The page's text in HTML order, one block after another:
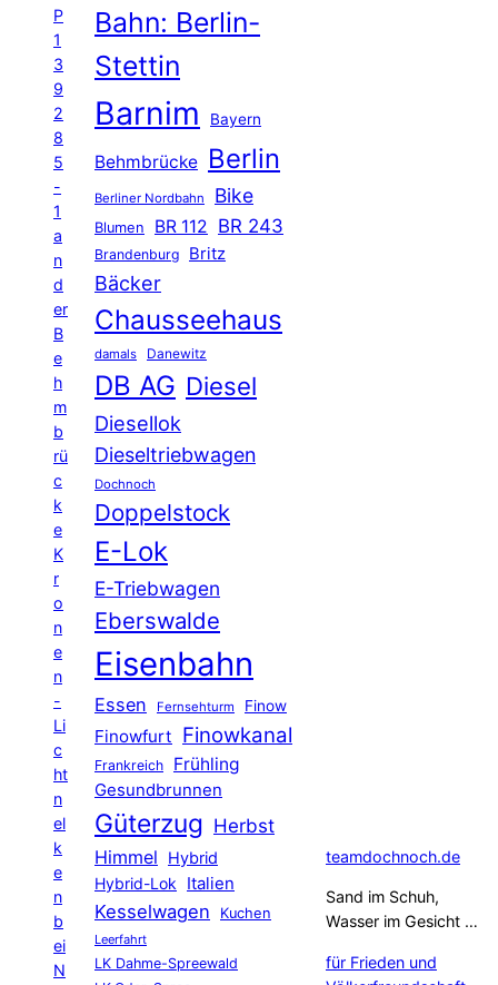
P
1
3
9
2
8
5
-
1
a
n
d
er
B
e
h
m
b
rü
c
k
e
K
r
o
n
e
n
-
Li
c
ht
n
el
k
e
n
b
ei
N
Bahn: Berlin-
Stettin
Barnim Bayern
Behmbrücke Berlin
Berliner Nordbahn Bike
Blumen BR 112 BR 243
Brandenburg Britz
Bäcker
Chausseehaus
damals Danewitz
DB AG Diesel
Diesellok
Dieseltriebwagen
Dochnoch
Doppelstock
E-Lok
E-Triebwagen
Eberswalde
Eisenbahn
Essen Fernsehturm Finow
Finowfurt Finowkanal
Frankreich Frühling
Gesundbrunnen
Güterzug Herbst
Himmel
Hybrid
Hybrid-Lok Italien
Kesselwagen Kuchen
Leerfahrt
LK Dahme-Spreewald
teamdochnoch.de
Sand im Schuh,
Wasser im Gesicht …
für Frieden und